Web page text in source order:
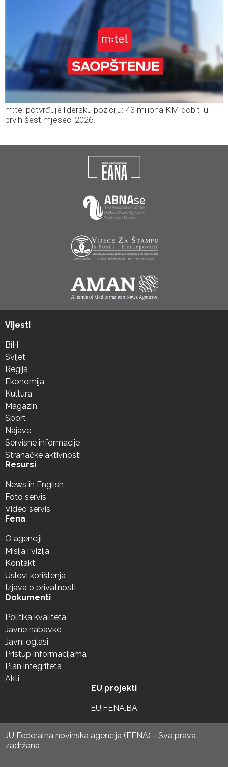
m:tel potvrđuje lidersku poziciju: 43 miliona KM dobiti u
prvih šest mjeseci 2026.
Vijesti
BiH
Svijet
Regija
Ekonomija
Kultura
Magazin
Sport
Najave
Servisne informacije
Stranačke aktivnosti
Resursi
News in English
Foto servis
Video servis
Fena
O agenciji
Misija i vizija
Kontakt
Uslovi korištenja
Izjava o privatnosti
Dokumenti
Politika kvaliteta
Javne nabavke
Javni oglasi
Pristup informacijama
Plan integriteta
Akti
EU projekti
EU.FENA.BA
JU Federalna novinska agencija (FENA) - Sva prava
zadržana